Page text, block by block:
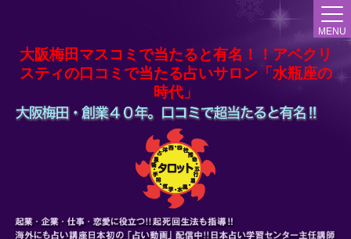
大阪梅田マスコミで当たると有名！！アベクリ
スティの口コミで当たる占いサロン「水瓶座の
時代」
MENU